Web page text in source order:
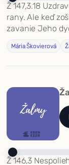
Ž 147,3.18
rany. Ale keď
zavanie Jeho
Mária Škovierová
Ž 146,3